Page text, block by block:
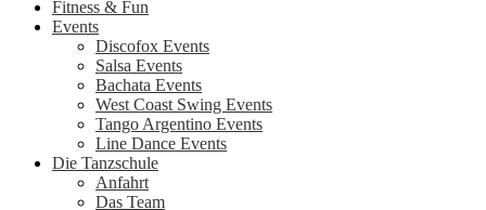
Fitness & Fun
Events
Discofox Events
Salsa Events
Bachata Events
West Coast Swing Events
Tango Argentino Events
Line Dance Events
Die Tanzschule
Anfahrt
Das Team